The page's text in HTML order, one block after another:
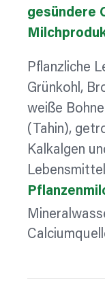
gesündere
Pflanzliche
Grünkohl,
weiße
(Tahin),
Kalkalgen